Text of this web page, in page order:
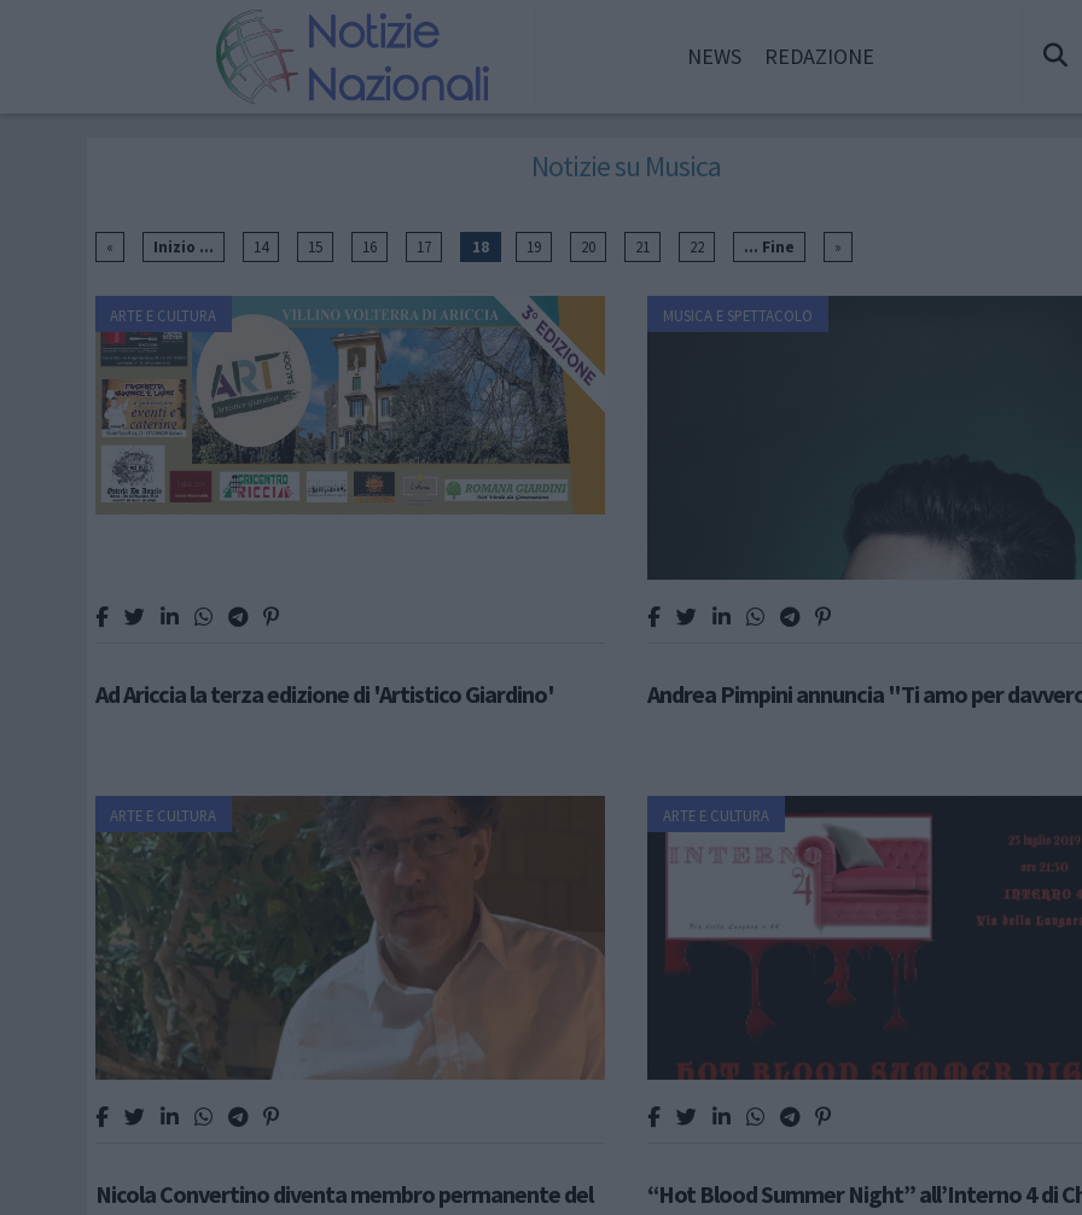
NEWS REDAZIONE
Notizie su Musica
« Inizio ... 14 15 16 17 18 19 20 21 22 ... Fine »
ARTE E CULTURA
Ad Ariccia la terza edizione di 'Artistico Giardino'
MUSICA E SPETTACOLO
Andrea Pimpini annuncia "Ti amo per
ARTE E CULTURA
Nicola Convertino diventa membro permanente del
ARTE E CULTURA
“Hot Blood Summer Night” all’Interno 4 di